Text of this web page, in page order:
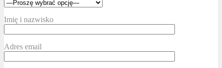
Imię i nazwisko
Adres email